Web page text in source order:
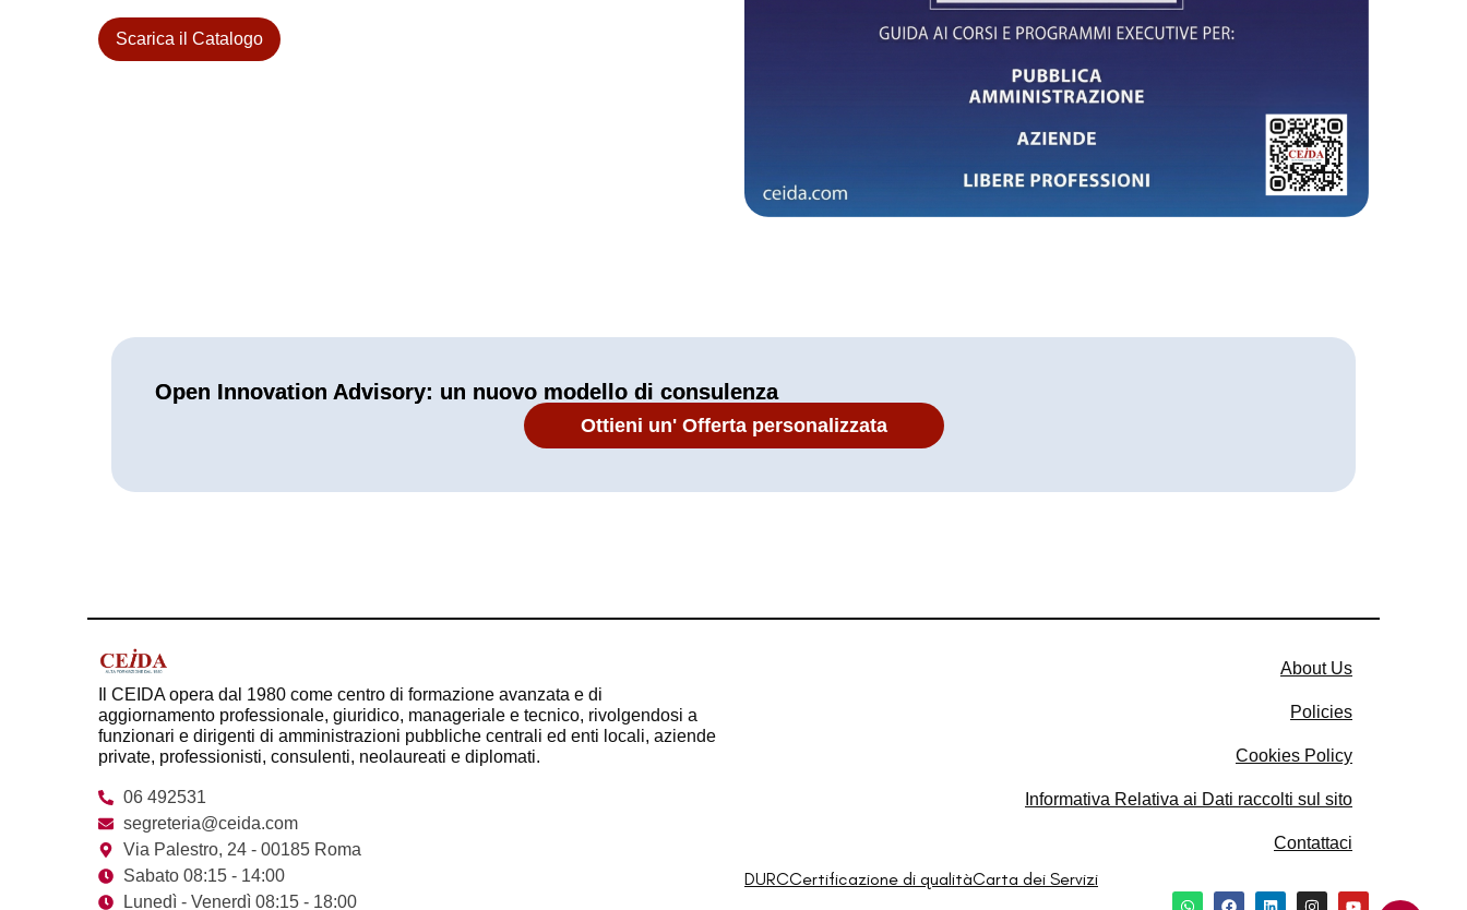
Scarica il Catalogo
Open Innovation Advisory: un nuovo modello di consulenza
Ottieni un' Offerta personalizzata
Il CEIDA opera dal 1980 come centro di formazione avanzata e di
aggiornamento professionale, giuridico, manageriale e tecnico, rivolgendosi a
funzionari e dirigenti di amministrazioni pubbliche centrali ed enti locali, aziende
private, professionisti, consulenti, neolaureati e diplomati.
06 492531
segreteria@ceida.com
Via Palestro, 24 - 00185 Roma
Sabato 08:15 - 14:00
Lunedì - Venerdì 08:15 - 18:00
About Us
Policies
Cookies Policy​
Informativa Relativa ai Dati raccolti sul sito​
Contattaci
DURCCertificazione di qualitàCarta dei Servizi